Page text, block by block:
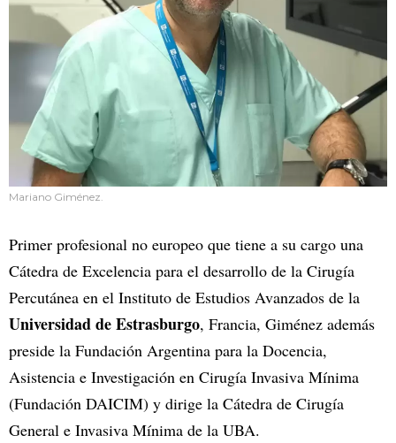
Mariano Giménez.
Primer profesional no europeo que tiene a su cargo una
Cátedra de Excelencia para el desarrollo de la Cirugía
Percutánea en el Instituto de Estudios Avanzados de la
Universidad de Estrasburgo, Francia, Giménez además
preside la Fundación Argentina para la Docencia,
Asistencia e Investigación en Cirugía Invasiva Mínima
(Fundación DAICIM) y dirige la Cátedra de Cirugía
General e Invasiva Mínima de la UBA.